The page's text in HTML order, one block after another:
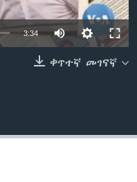
3:34
ቀጥተኛ መገናኛ